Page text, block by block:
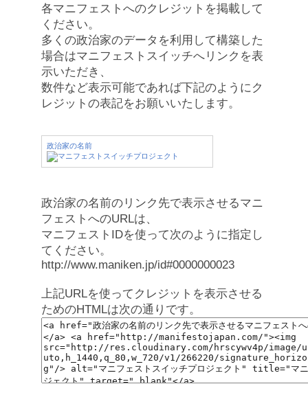
各マニフェストへのクレジットを掲載して
ください。
多くの政治家のデータを利用して構築した
場合はマニフェストスイッチへリンクを表
示いただき、
数件など表示可能であれば下記のようにク
レジットの表記をお願いいたします。
政治家の名前
政治家の名前のリンク先で表示させるマニ
フェストへのURLは、
マニフェストIDを使って次のように指定し
てください。
http://www.maniken.jp/id#0000000023
上記URLを使ってクレジットを表示させる
ためのHTMLは次の通りです。